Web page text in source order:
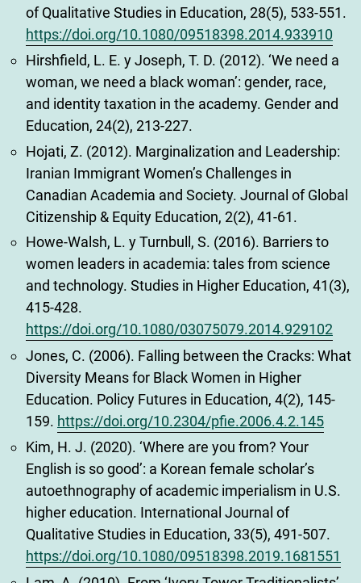
of Qualitative Studies in Education, 28(5), 533-551.
https://doi.org/10.1080/09518398.2014.933910
Hirshfield, L. E. y Joseph, T. D. (2012). ‘We need a
woman, we need a black woman’: gender, race,
and identity taxation in the academy. Gender and
Education, 24(2), 213-227.
Hojati, Z. (2012). Marginalization and Leadership:
Iranian Immigrant Women’s Challenges in
Canadian Academia and Society. Journal of Global
Citizenship & Equity Education, 2(2), 41-61.
Howe-Walsh, L. y Turnbull, S. (2016). Barriers to
women leaders in academia: tales from science
and technology. Studies in Higher Education, 41(3),
415-428.
https://doi.org/10.1080/03075079.2014.929102
Jones, C. (2006). Falling between the Cracks: What
Diversity Means for Black Women in Higher
Education. Policy Futures in Education, 4(2), 145-
159. https://doi.org/10.2304/pfie.2006.4.2.145
Kim, H. J. (2020). ‘Where are you from? Your
English is so good’: a Korean female scholar’s
autoethnography of academic imperialism in U.S.
higher education. International Journal of
Qualitative Studies in Education, 33(5), 491-507.
https://doi.org/10.1080/09518398.2019.1681551